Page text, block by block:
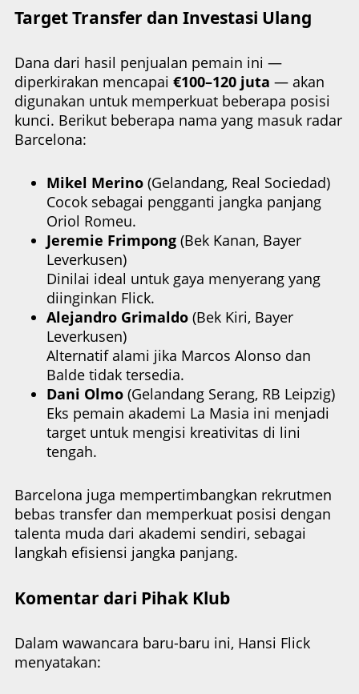
Target Transfer dan Investasi Ulang
Dana dari hasil penjualan pemain ini —
diperkirakan mencapai €100–120 juta — akan
digunakan untuk memperkuat beberapa posisi
kunci. Berikut beberapa nama yang masuk radar
Barcelona:
Mikel Merino (Gelandang, Real Sociedad)
Cocok sebagai pengganti jangka panjang
Oriol Romeu.
Jeremie Frimpong (Bek Kanan, Bayer
Leverkusen)
Dinilai ideal untuk gaya menyerang yang
diinginkan Flick.
Alejandro Grimaldo (Bek Kiri, Bayer
Leverkusen)
Alternatif alami jika Marcos Alonso dan
Balde tidak tersedia.
Dani Olmo (Gelandang Serang, RB Leipzig)
Eks pemain akademi La Masia ini menjadi
target untuk mengisi kreativitas di lini
tengah.
Barcelona juga mempertimbangkan rekrutmen
bebas transfer dan memperkuat posisi dengan
talenta muda dari akademi sendiri, sebagai
langkah efisiensi jangka panjang.
Komentar dari Pihak Klub
Dalam wawancara baru-baru ini, Hansi Flick
menyatakan: